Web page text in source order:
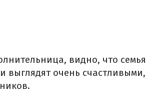
видно, что семья
выглядят очень